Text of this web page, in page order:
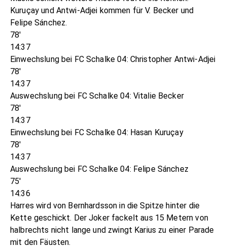
Kuruçay und Antwi-Adjei kommen für V. Becker und
Felipe Sánchez.
78'
14:37
Einwechslung bei FC Schalke 04: Christopher Antwi-Adjei
78'
14:37
Auswechslung bei FC Schalke 04: Vitalie Becker
78'
14:37
Einwechslung bei FC Schalke 04: Hasan Kuruçay
78'
14:37
Auswechslung bei FC Schalke 04: Felipe Sánchez
75'
14:36
Harres wird von Bernhardsson in die Spitze hinter die
Kette geschickt. Der Joker fackelt aus 15 Metern von
halbrechts nicht lange und zwingt Karius zu einer Parade
mit den Fäusten.